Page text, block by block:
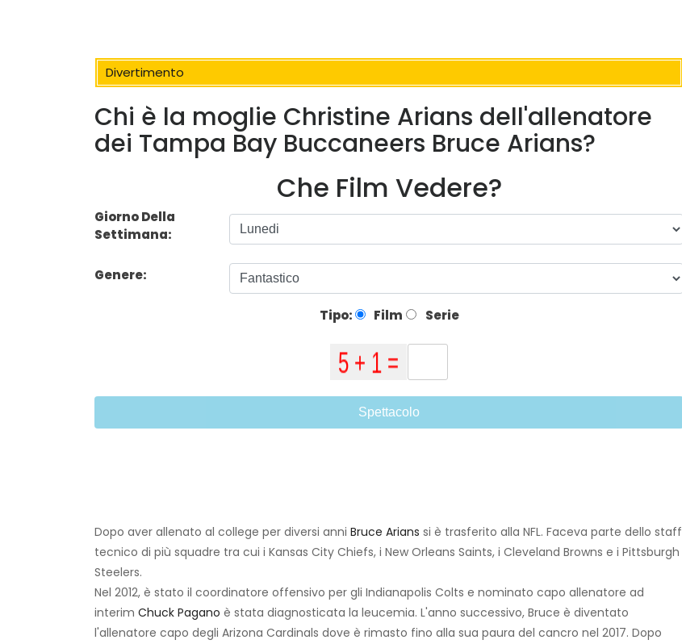
Divertimento
Chi è la moglie Christine Arians dell'allenatore
dei Tampa Bay Buccaneers Bruce Arians?
Che Film Vedere?
Giorno Della
Settimana:
Genere:
Tipo: Film Serie
Spettacolo
Dopo aver allenato al college per diversi anni Bruce Arians si è trasferito alla NFL. Faceva parte dello staff
tecnico di più squadre tra cui i Kansas City Chiefs, i New Orleans Saints, i Cleveland Browns e i Pittsburgh
Steelers.
Nel 2012, è stato il coordinatore offensivo per gli Indianapolis Colts e nominato capo allenatore ad
interim Chuck Pagano è stata diagnosticata la leucemia. L'anno successivo, Bruce è diventato
l'allenatore capo degli Arizona Cardinals dove è rimasto fino alla sua paura del cancro nel 2017. Dopo